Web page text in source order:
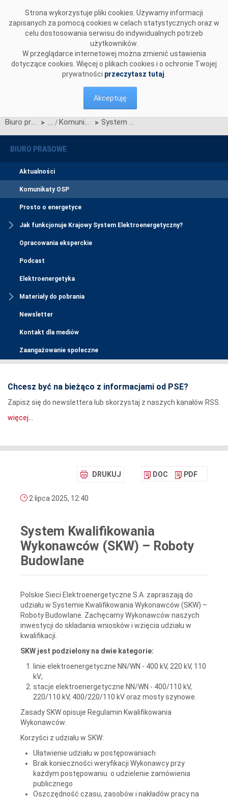
Strona wykorzystuje pliki cookies. Używamy informacji
zapisanych za pomocą cookies w celach statystycznych oraz w
celu dostosowania serwisu do indywidualnych potrzeb
użytkowników.
W przeglądarce internetowej można zmienić ustawienia
dotyczące cookies. Więcej o plikach cookies i o ochronie Twojej
prywatności przeczytasz tutaj
Akceptuję
Biuro prasowe > Komunikaty OSP > System Kwalifikowania Wykonawców (SKW) – Roboty Budowlane
BIURO PRASOWE
Aktualności
Komunikaty OSP
Prosto o energetyce
Jak funkcjonuje Krajowy System Elektroenergetyczny?
Opracowania eksperckie
Podcast
Elektroenergetyka
Materiały do pobrania
Newsletter
Kontakt dla mediów
Zaangażowanie społeczne
Chcesz być na bieżąco z informacjami od PSE?
Zapisz się do newslettera lub skorzystaj z naszych kanałów RSS.
więcej...
DRUKUJ DOC PDF
2 lipca 2025, 12:40
System Kwalifikowania
Wykonawców (SKW) – Roboty
Budowlane
Polskie Sieci Elektroenergetyczne S.A. zapraszają do
udziału w Systemie Kwalifikowania Wykonawców (SKW) –
Roboty Budowlane. Zachęcamy Wykonawców naszych
inwestycji do składania wniosków i wzięcia udziału w
kwalifikacji.
SKW jest podzielony na dwie kategorie:
linie elektroenergetyczne NN/WN - 400 kV, 220 kV, 110
kV;
stacje elektroenergetyczne NN/WN - 400/110 kV,
220/110 kV, 400/220/110 kV oraz mosty szynowe.
Zasady SKW opisuje Regulamin Kwalifikowania
Wykonawców.
Korzyści z udziału w SKW:
Ułatwienie udziału w postępowaniach
Brak konieczności weryfikacji Wykonawcy przy
każdym postępowaniu o udzielenie zamówienia
publicznego
Oszczędność czasu, zasobów i nakładów pracy na